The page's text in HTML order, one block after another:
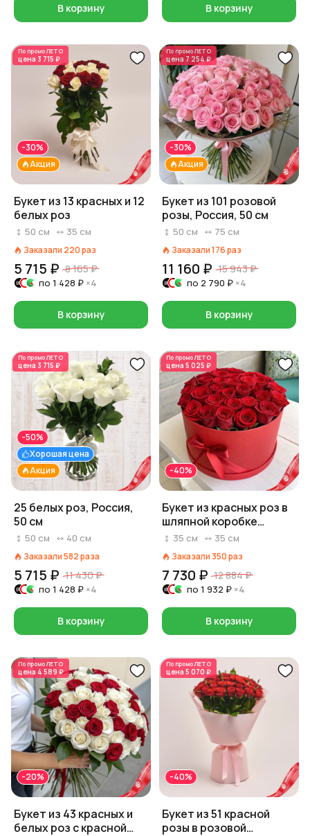
В корзину В корзину
По промоЛЕТО
цена 3 715 ₽
Акция
-30%
Букет из 13 красных и 12
белых роз
50 см 35 см
Заказали 220раз
5 715 ₽ 8 165 ₽
по 1 428 ₽ ×4
В корзину
По промоЛЕТО
цена 7 254 ₽
Акция
-30%
Букет из 101 розовой
розы, Россия, 50 см
50 см 75 см
Заказали176раз
11 160 ₽ 15 943 ₽
по 2 790 ₽ ×4
В корзину
По промоЛЕТО
цена 3 715 ₽
Акция
Хорошая цена
-50%
25 белых роз, Россия,
50 см
50 см 40 см
Заказали582раза
5 715 ₽ 11 430 ₽
по 1 428 ₽ ×4
В корзину
По промоЛЕТО
цена 5 025 ₽
-40%
Букет из красных роз в
шляпной коробке
«Любовь в коробке»
35 см 35 см
Заказали 350раз
7 730 ₽ 12 884 ₽
по 1 932 ₽ ×4
В корзину
По промоЛЕТО
цена 4 589 ₽
-20%
Букет из 43 красных и
белых роз с красной
По промоЛЕТО
цена 5 070 ₽
-40%
Букет из 51 красной
розы в розовой